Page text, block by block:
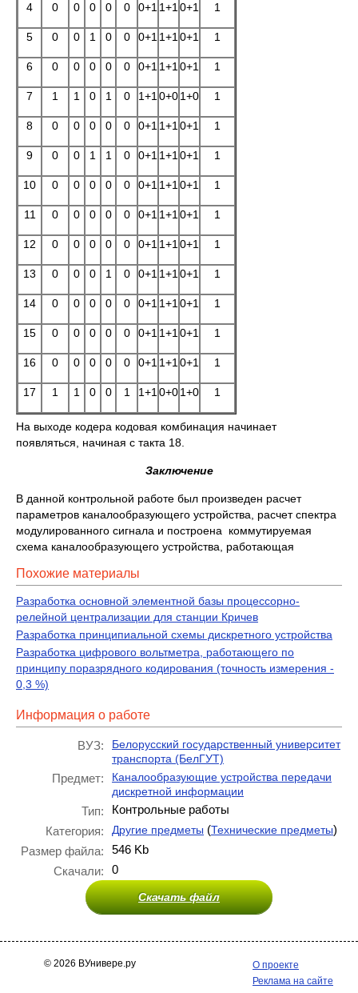
4 0 0 0 0 0 0+1 1+1 0+1 1
5 0 0 1 0 0 0+1 1+1 0+1 1
6 0 0 0 0 0 0+1 1+1 0+1 1
7 1 1 0 1 0 1+1 0+01+0 1
8 0 0 0 0 0 0+1 1+1 0+1 1
9 0 0 1 1 0 0+1 1+1 0+1 1
10 0 0 0 0 0 0+1 1+1 0+1 1
11 0 0 0 0 0 0+1 1+1 0+1 1
12 0 0 0 0 0 0+1 1+1 0+1 1
13 0 0 0 1 0 0+1 1+1 0+1 1
14 0 0 0 0 0 0+1 1+1 0+1 1
15 0 0 0 0 0 0+1 1+1 0+1 1
16 0 0 0 0 0 0+1 1+1 0+1 1
17 1 1 0 0 1 1+1 0+01+0 1
На выходе кодера кодовая комбинация начинает
появляться, начиная с такта 18.
Заключение
В данной контрольной работе был произведен расчет
параметров каналообразующего устройства, расчет спектра
модулированного сигнала и построена коммутируемая
схема каналообразующего устройства, работающая
Похожие материалы
Разработка основной элементной базы процессорно-
релейной централизации для станции Кричев
Разработка принципиальной схемы дискретного устройства
Разработка цифрового вольтметра, работающего по
принципу поразрядного кодирования (точность измерения -
0,3 %)
Информация о работе
ВУЗ:
Белорусский государственный университет
транспорта (БелГУТ)
Предмет:
Каналообразующие устройства передачи
дискретной информации
Тип:
Контрольные работы
Категория:
Другие предметы (Технические предметы)
Размер файла:
546 Kb
Скачали:
0
Скачать файл
© 2026 ВУнивере.ру
О проекте
Реклама на сайте